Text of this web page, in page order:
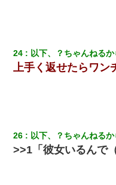
い」→
24 以下、？ちゃんねる
上手く返せたらワ
26 以下、？ちゃんねる
>>1「彼女いるんで